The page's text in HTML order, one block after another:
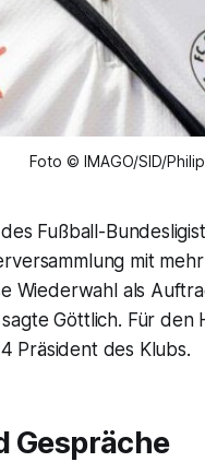
Foto © IMAGO/SID/
Fußball-
mit
Wiederwahl als
Göttlich. Für
Präsident des Klubs.
Gespräche